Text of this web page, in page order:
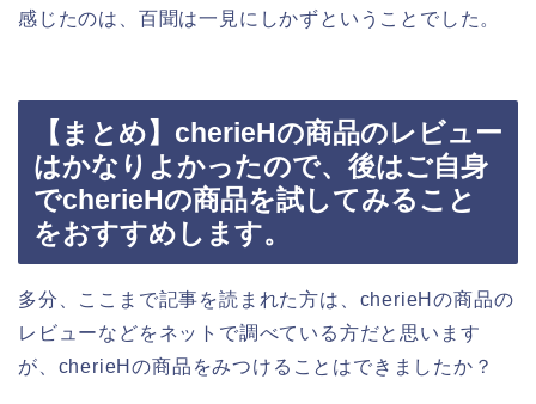
感じたのは、百聞は一見にしかずということでした。
【まとめ】cherieHの商品のレビュー
はかなりよかったので、後はご自身
でcherieHの商品を試してみること
をおすすめします。
多分、ここまで記事を読まれた方は、cherieHの商品の
レビューなどをネットで調べている方だと思います
が、cherieHの商品をみつけることはできましたか？